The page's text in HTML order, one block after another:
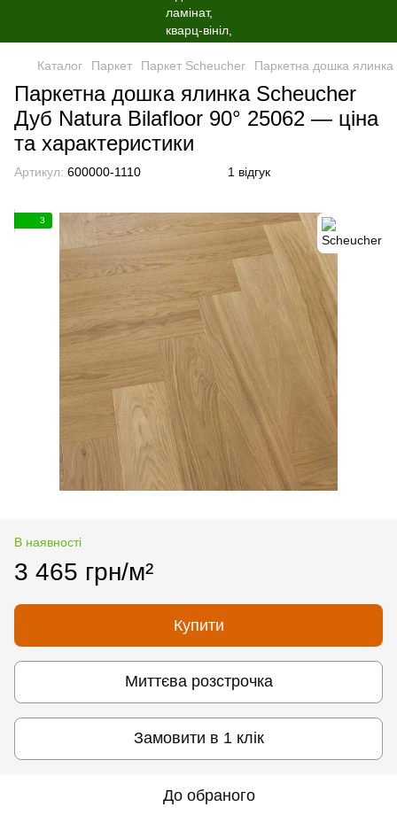
Каталог Паркет Паркет Scheucher Паркетна дошка
Паркетна дошка ялинка Scheucher
Дуб Natura Bilafloor 90° 25062 — ціна
та характеристики
Артикул: 600000-1110 1 відгук
3
В наявності
3 465 грн/м²
Купити
Миттєва розстрочка
Замовити в 1 клік
До обраного